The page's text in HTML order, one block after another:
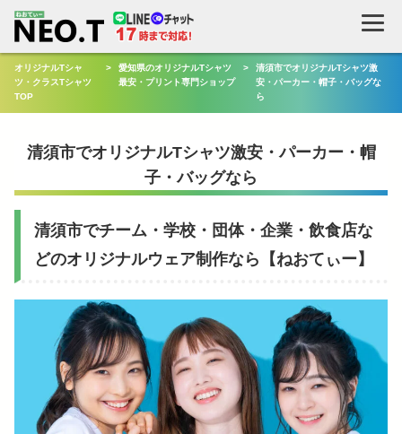
オリジナルTシャ
ツ・クラスTシャツ
TOP
>
愛知県のオリジナルTシャツ
最安・プリント専門ショップ
>
清須市でオリジナルTシャツ激
安・パーカー・帽子・バッグな
ら
清須市でオリジナルTシャツ激安・パーカー・帽
子・バッグなら
清須市でチーム・学校・団体・企業・飲食店な
どのオリジナルウェア制作なら【ねおてぃー】
検
索